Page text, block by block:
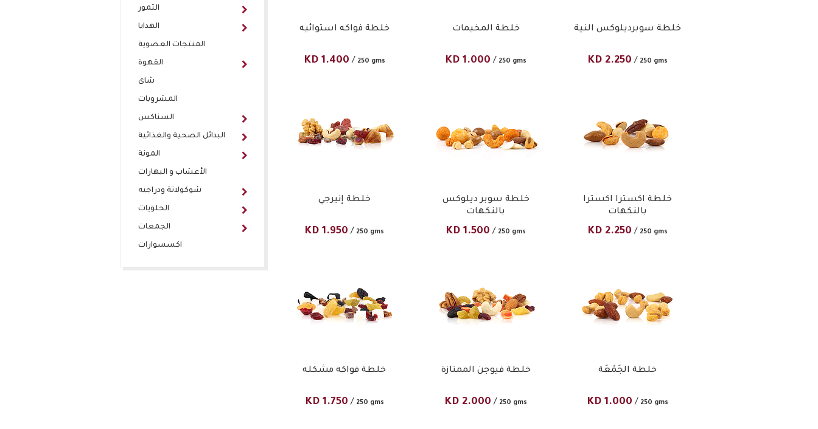
التمور
الهدايا
المنتجات العضوية
القهوة
شاى
المشروبات
السناكس
البدائل الصحية والغذائية
المونة
الأعشاب و البهارات
شوكولاتة ودراجيه
الحلويات
الجمعات
اكسسوارات
خلطة فواكه استوائيه
KD 1.400 / 250 gms
خلطة المخيمات
KD1.000 / 250 gms
خلطة سوبرديلوكس النية
KD 2.250 / 250 gms
خلطة إنيرجي
KD1.950 / 250 gms
خلطة سوبر ديلوكس
بالنكهات
KD1.500 / 250 gms
خلطة اكسترا اكسترا
بالنكهات
KD 2.250 / 250 gms
خلطة فواكه مشكله
KD 1.750 / 250 gms
خلطة فيوجن الممتازة
KD 2.000 / 250 gms
خلطة الجَمْعَة
KD 1.000 / 250 gms